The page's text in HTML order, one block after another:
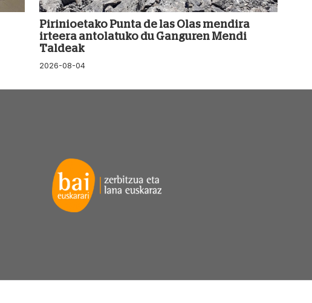
Pirinioetako Punta de las Olas mendira
irteera antolatuko du Ganguren Mendi
Taldeak
2026-08-04